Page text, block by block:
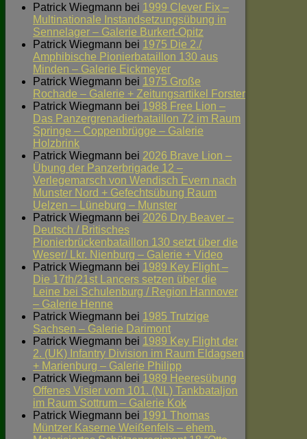
Patrick Wiegmann bei 1999 Clever Fix –
Multinationale Instandsetzungsübung in
Sennelager – Galerie Burkert-Opitz
Patrick Wiegmann bei 1975 Die 2./
Amphibische Pionierbataillon 130 aus
Minden – Galerie Eickmeyer
Patrick Wiegmann bei 1975 Große
Rochade – Galerie + Zeitungsartikel Forster
Patrick Wiegmann bei 1988 Free Lion –
Das Panzergrenadierbataillon 72 im Raum
Springe – Coppenbrügge – Galerie
Holzbrink
Patrick Wiegmann bei 2026 Brave Lion –
Übung der Panzerbrigade 12 –
Verlegemarsch von Wendisch Evern nach
Munster Nord + Gefechtsübung Raum
Uelzen – Lüneburg – Munster
Patrick Wiegmann bei 2026 Dry Beaver –
Deutsch / Britisches
Pionierbrückenbataillon 130 setzt über die
Weser/ Lkr. Nienburg – Galerie + Video
Patrick Wiegmann bei 1989 Key Flight –
Die 17th/21st Lancers setzen über die
Leine bei Schulenburg / Region Hannover
– Galerie Henne
Patrick Wiegmann bei 1985 Trutzige
Sachsen – Galerie Darimont
Patrick Wiegmann bei 1989 Key Flight der
2. (UK) Infantry Division im Raum Eldagsen
+ Marienburg – Galerie Philipp
Patrick Wiegmann bei 1989 Heeresübung
Offenes Visier vom 101. (NL) Tankbataljon
im Raum Sottrum – Galerie Kok
Patrick Wiegmann bei 1991 Thomas
Müntzer Kaserne Weißenfels – ehem.